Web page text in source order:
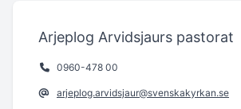
Arjeplog Arvidsjaurs pastorat
0960-478 00
arjeplog.arvidsjaur@svenskakyrkan.se